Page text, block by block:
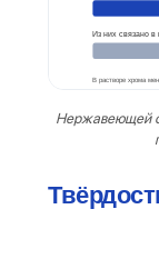
Из них связано в
В растворе хрома
Нержавеющей